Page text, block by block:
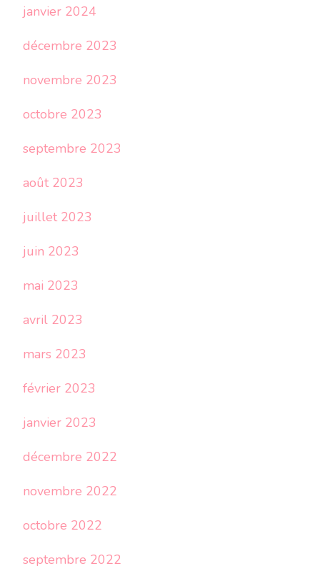
janvier 2024
décembre 2023
novembre 2023
octobre 2023
septembre 2023
août 2023
juillet 2023
juin 2023
mai 2023
avril 2023
mars 2023
février 2023
janvier 2023
décembre 2022
novembre 2022
octobre 2022
septembre 2022